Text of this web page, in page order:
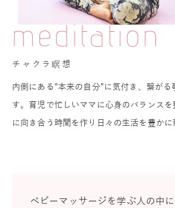
meditation
チャクラ瞑想
内側にある”本来の自分”に気付き、繋がる
す。育児で忙しいママに心身のバランス
に向き合う時間を作り日々の生活を豊か
ベビーマッサージを学ぶ人の中